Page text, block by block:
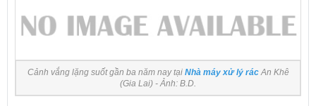
Cảnh vắng lặng suốt gần ba năm nay tại Nhà máy xử lý rácAn Khê
(Gia Lai) - Ảnh: B.D.